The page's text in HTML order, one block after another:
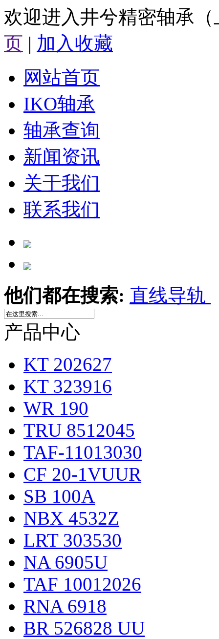
欢迎进入井兮精密轴承
页 | 加入收藏
网站首页
IKO轴承
轴承查询
新闻资讯
关于我们
联系我们
他们都在搜索: 直线导轨
产品中心
KT 202627
KT 323916
WR 190
TRU 8512045
TAF-11013030
CF 20-1VUUR
SB 100A
NBX 4532Z
LRT 303530
NA 6905U
TAF 10012026
RNA 6918
BR 526828 UU